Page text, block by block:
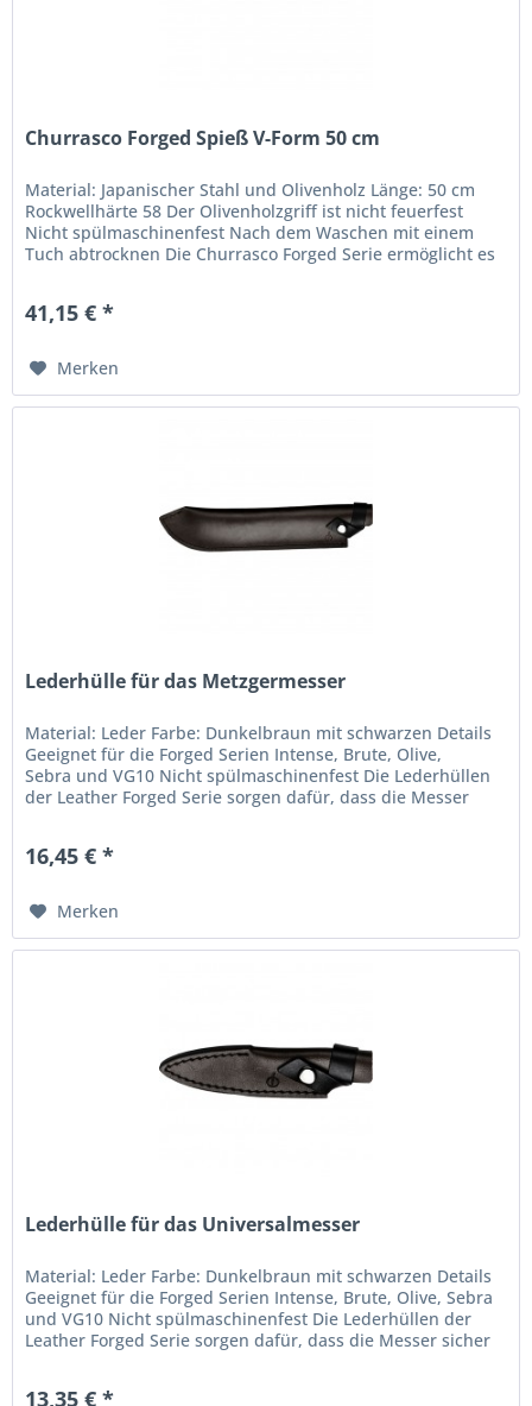
Churrasco Forged Spieß V-Form 50 cm
Material: Japanischer Stahl und Olivenholz Länge: 50 cm
Rockwellhärte 58 Der Olivenholzgriff ist nicht feuerfest
Nicht spülmaschinenfest Nach dem Waschen mit einem
Tuch abtrocknen Die Churrasco Forged Serie ermöglicht es
41,15 € *
Merken
Lederhülle für das Metzgermesser
Material: Leder Farbe: Dunkelbraun mit schwarzen Details
Geeignet für die Forged Serien Intense, Brute, Olive,
Sebra und VG10 Nicht spülmaschinenfest Die Lederhüllen
der Leather Forged Serie sorgen dafür, dass die Messer
16,45 € *
Merken
Lederhülle für das Universalmesser
Material: Leder Farbe: Dunkelbraun mit schwarzen Details
Geeignet für die Forged Serien Intense, Brute, Olive, Sebra
und VG10 Nicht spülmaschinenfest Die Lederhüllen der
Leather Forged Serie sorgen dafür, dass die Messer sicher
13,35 € *